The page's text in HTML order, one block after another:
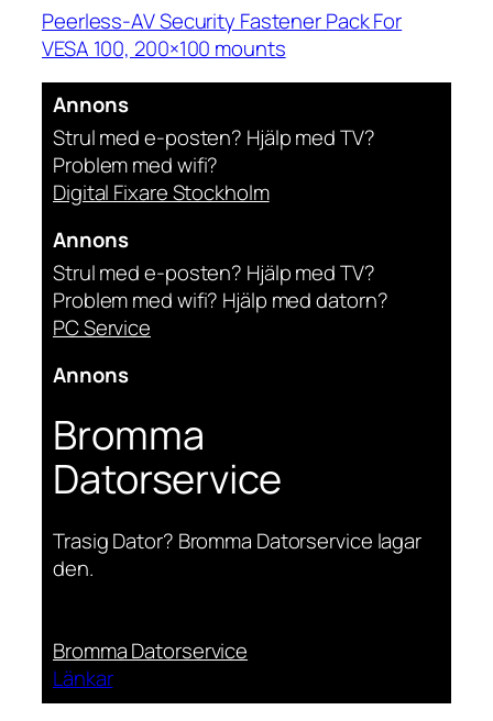
Peerless-AV Security Fastener Pack For
VESA 100, 200×100 mounts
Annons
Strul med e-posten? Hjälp med TV?
Problem med wifi?
Digital Fixare Stockholm
Annons
Strul med e-posten? Hjälp med TV?
Problem med wifi? Hjälp med datorn?
PC Service
Annons
Bromma
Datorservice
Trasig Dator? Bromma Datorservice lagar
den.
Bromma Datorservice
Länkar